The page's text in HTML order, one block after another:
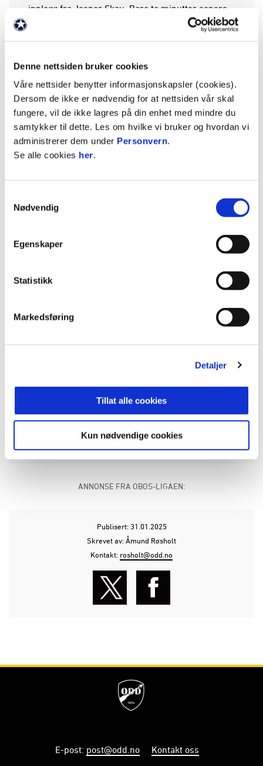
Denne nettsiden bruker cookies
Våre nettsider benytter informasjonskapsler (cookies).
Dersom de ikke er nødvendig for at nettsiden vår skal
fungere, vil de ikke lagres på din enhet med mindre du
samtykker til dette. Les om hvilke vi bruker og hvordan vi
administrerer dem under Personvern.
Se alle cookies her.
Nødvendig
Egenskaper
Statistikk
Markedsføring
Detaljer
Tillat alle cookies
Kun nødvendige cookies
innlegg fra Jesper Skau. Bare to minutter senere
økte Syver Aas ledelsen til 3-1 med et nydelig
– Mye positivt å bygge videre på
Trener Knut Rønningene var fornøyd med lagets
prestasjon etter kampen.
– Det begynner å gro talent i det laget, masse fin
energi som vi kan bygge videre på. Vi trenger å
spille flere kamper sammen for å utvikle oss, men
og får vist det uttrykket vi vil ha, sier Rønningene.
Han trekker også frem innsatsen til prøvespilleren
god utdanning fra akademiet i Nigeria og tilfører
enorm sult og vilje til å bli bedre. Han har kommet
laget skal fortsette å spille kamper og finpusse
Målscorere:
Noah Kojo (27’)
Filip Jørgensen (78’)
Syver Aas (80’)
ANNONSE FRA OBOS-LIGAEN:
Publisert: 31.01.2025
Skrevet av: Åmund Røsholt
Kontakt: rosholt@odd.no
E-post: post@odd.no Kontakt oss